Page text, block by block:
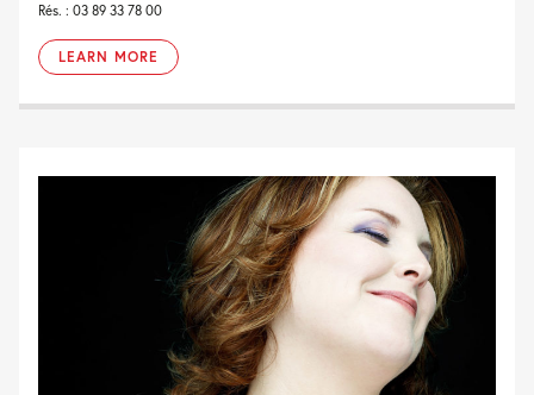
Rés. : 03 89 33 78 00
LEARN MORE